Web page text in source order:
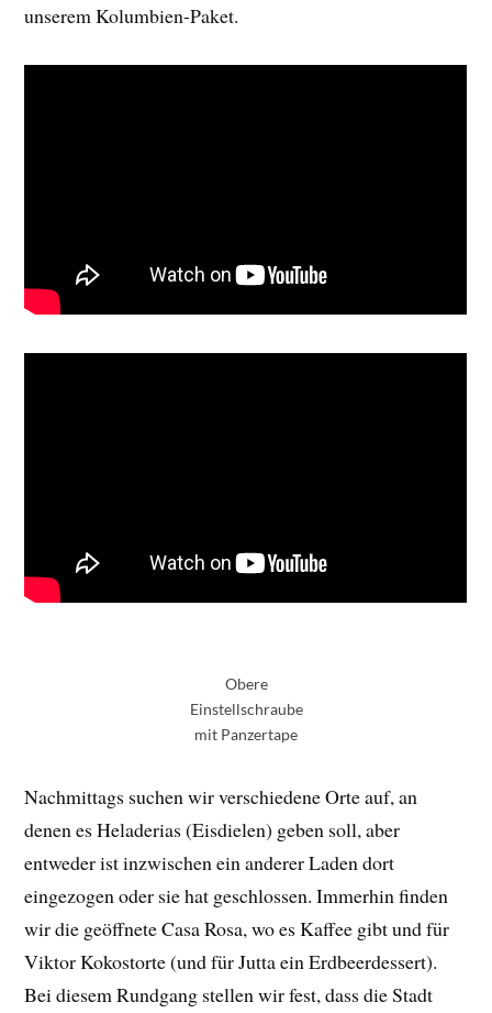
unserem Kolumbien-Paket.
Obere
Einstellschraube
mit Panzertape
Nachmittags suchen wir verschiedene Orte auf, an
denen es Heladerias (Eisdielen) geben soll, aber
entweder ist inzwischen ein anderer Laden dort
eingezogen oder sie hat geschlossen. Immerhin finden
wir die geöffnete Casa Rosa, wo es Kaffee gibt und für
Viktor Kokostorte (und für Jutta ein Erdbeerdessert).
Bei diesem Rundgang stellen wir fest, dass die Stadt